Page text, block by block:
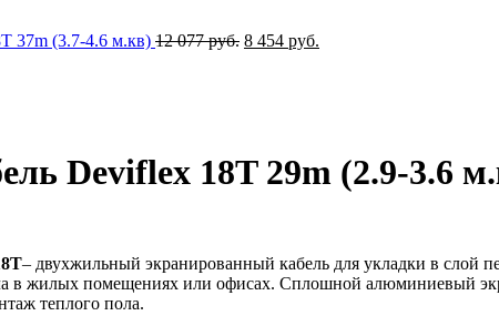
37m (3.7-4.6 м.кв) 12 077руб. 8 454 руб.
Deviflex 18T 29m (2.9-3.6
T– двухжильный экранированный кабель для укладки в слой
в жилых помещениях или офисах. Сплошной алюминиевый
теплого пола.